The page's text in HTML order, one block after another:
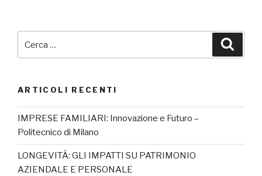
ARTICOLI RECENTI
IMPRESE FAMILIARI: Innovazione e Futuro –
Politecnico di Milano
LONGEVITÀ: GLI IMPATTI SU PATRIMONIO
AZIENDALE E PERSONALE